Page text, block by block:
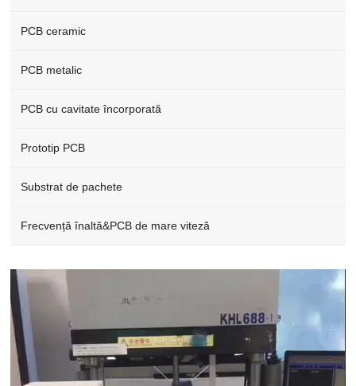
PCB ceramic
PCB metalic
PCB cu cavitate încorporată
Prototip PCB
Substrat de pachete
Frecvență înaltă&PCB de mare viteză
Video
Player